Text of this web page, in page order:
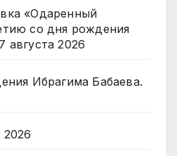
«Одаренный
со дня рождения
7 августа 2026
Ибрагима Бабаева.
2026